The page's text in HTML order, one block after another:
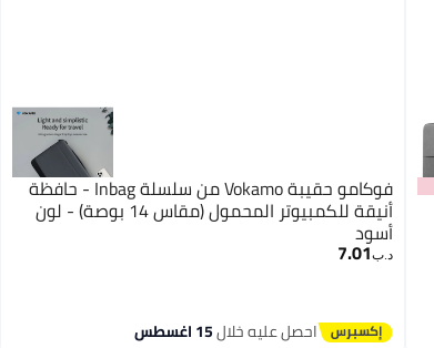
فوكامو حقيبة Vokamo من سلسلة Inbag - حافظة
أنيقة للكمبيوتر المحمول (مقاس 14 بوصة) - لون
أسود
د.ب‏7.01
احصل عليه خلال15 اغسطس